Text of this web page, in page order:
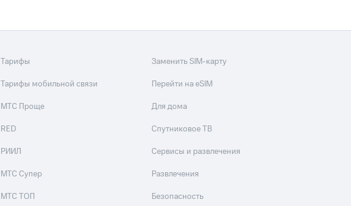
Тарифы
Тарифы мобильной связи
МТС Проще
RED
РИИЛ
МТС Супер
МТС ТОП
Заменить SIM-карту
Перейти на eSIM
Для дома
Спутниковое ТВ
Сервисы и развлечения
Развлечения
Безопасность